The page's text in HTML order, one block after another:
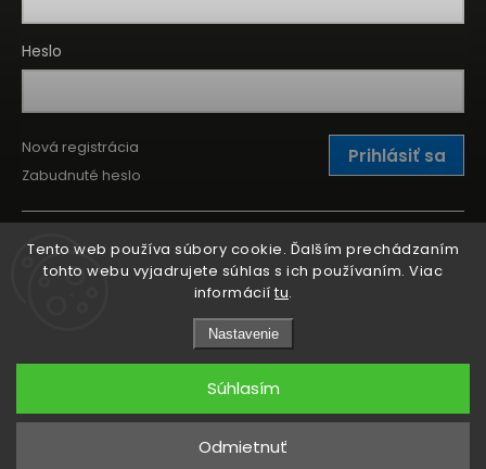
Tento web používa súbory cookie. Ďalším prechádzaním
tohto webu vyjadrujete súhlas s ich používaním. Viac
informácií tu.
Nastavenie
Odmietnuť
Súhlasím
Heslo
Prihlásiť sa
Nová registrácia
Zabudnuté heslo
Copyright 2026Kitchen Point. Všetky práva vyhradené.
Grafický návrh vytvořil a nakódoval